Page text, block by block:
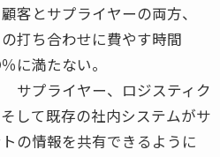
客とサプライヤーの両方、
打ち合わせに費やす時間
に満たない。
サプライヤー、ロジスティク
して既存の社内システムがサ
の情報を共有できるように